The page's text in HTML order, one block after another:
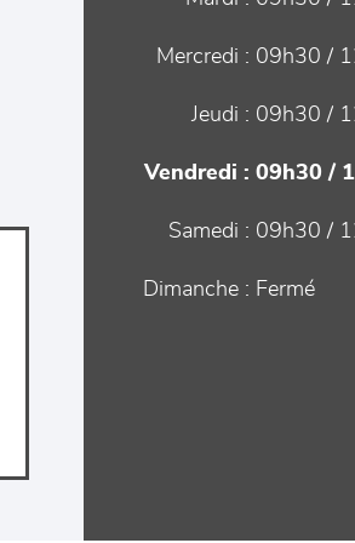
Mercredi : 09h30 /
Jeudi : 09h30 /
Vendredi : 09h30 /
Samedi : 09h30 /
Dimanche : Fermé